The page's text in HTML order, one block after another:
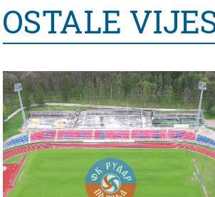
OSTALE